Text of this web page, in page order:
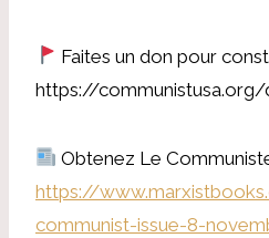
Faites un don pour
https://
Obtenez Le
https://
communist-issue-8-